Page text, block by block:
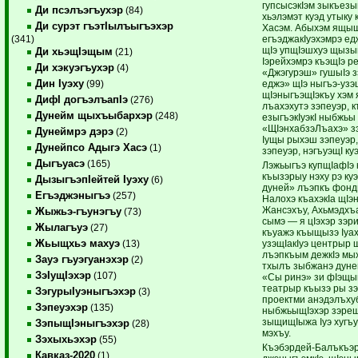
Ди псэлъэгъухэр (84)
Ди сурэт гъэтIылъыгъэхэр
(341)
Ди хьэщIэщым (21)
Ди хэкуэгъухэр (4)
Дин Iуэху (99)
ДифI догъэлъапIэ (276)
Дунейм щыхъыбархэр (248)
Дунеймрэ дэрэ (2)
Дунейпсо Адыгэ Хасэ (1)
Дыгъуасэ (165)
ДызыгъэпIейтей Iуэху (6)
Егъэджэныгъэ (257)
Жыжьэ-гъунэгъу (73)
Жылагъуэ (27)
Жьыщхьэ махуэ (13)
Зауэ гъуэгуанэхэр (2)
ЗэIущIэхэр (107)
ЗэгурыIуэныгъэхэр (3)
Зэпеуэхэр (135)
ЗэпыщIэныгъэхэр (28)
Зэхыхьэхэр (55)
Кавказ-2020 (1)
гупсысэкIэм
хьэлэмэт куэд
Хасэм. Абыхэм
егъэджакIуэхэмрэ
щIэ упщIэшхуэ
Iэрейхэмрэ къэщIэ
«Джэгурэш» гушыIэ
еджэ» щIэ ныгъэ-
щIэныгъэщIэкъу
лъахэхутэ зэпеуэр,
езыгъэкIуэкI
«ЩIэнхабзэЛъахэ»
Iущы рыхэш зэпеуэр,
зэпеуэр, нэгъуэщI
Лэжьыгъэ купщIафIэ
къызэрыу нэху рэ
дуней» лъэпкъ
Налохэ къахэкIа
Жансэхъу,
сымэ — я цIэхэр
къуажэ къыщызэ
узэщIакIуэ центрыр
лъэпкъым дежкIэ
тхылъ зыбжанэ
«Сы ринэ» зи
театрыр къызэ ры
проектми
ныбжьыщIэхэр
зыщищIыжа Iуэ
мэхъу.
Къэбэрдей-